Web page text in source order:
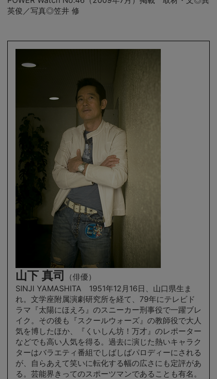
英俊／写真◎笠井 修
山下 真司 （俳優）
SINJI YAMASHITA 1951年12月16日、山口県生ま
れ。文学座附属演劇研究所を経て、79年にテレビド
ラマ『太陽にほえろ』のスニーカー刑事役で一躍ブレ
イク。その後も『スクールウォーズ』の教師役で大人
気を博したほか、『くいしん坊！万才』のレポーター
などでも高い人気を得る。過去に演じた熱いキャラク
ターはバラエティ番組でしばしばパロディーにされる
が、自らあえて笑いに転化する幅の広さにも定評があ
る。芸能界きってのスポーツマンであることも有名。